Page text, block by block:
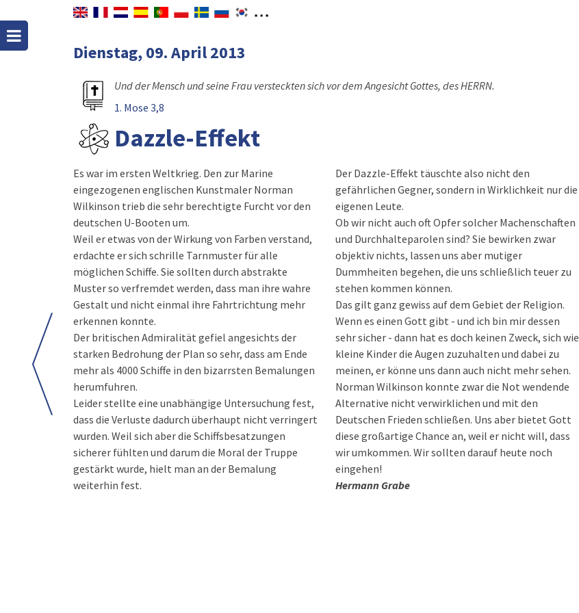
Dienstag, 09. April 2013
Und der Mensch und seine Frau versteckten sich vor dem Angesicht Gottes, des HERRN.
1. Mose 3,8
Dazzle-Effekt
Es war im ersten Weltkrieg. Den zur Marine
eingezogenen englischen Kunstmaler Norman
Wilkinson trieb die sehr berechtigte Furcht vor den
deutschen U-Booten um.
Weil er etwas von der Wirkung von Farben verstand,
erdachte er sich schrille Tarnmuster für alle
möglichen Schiffe. Sie sollten durch abstrakte
Muster so verfremdet werden, dass man ihre wahre
Gestalt und nicht einmal ihre Fahrtrichtung mehr
erkennen konnte.
Der britischen Admiralität gefiel angesichts der
starken Bedrohung der Plan so sehr, dass am Ende
mehr als 4000 Schiffe in den bizarrsten Bemalungen
herumfuhren.
Leider stellte eine unabhängige Untersuchung fest,
dass die Verluste dadurch überhaupt nicht verringert
wurden. Weil sich aber die Schiffsbesatzungen
sicherer fühlten und darum die Moral der Truppe
gestärkt wurde, hielt man an der Bemalung
weiterhin fest.
Der Dazzle-Effekt täuschte also nicht den
gefährlichen Gegner, sondern in Wirklichkeit nur die
eigenen Leute.
Ob wir nicht auch oft Opfer solcher Machenschaften
und Durchhalteparolen sind? Sie bewirken zwar
objektiv nichts, lassen uns aber mutiger
Dummheiten begehen, die uns schließlich teuer zu
stehen kommen können.
Das gilt ganz gewiss auf dem Gebiet der Religion.
Wenn es einen Gott gibt - und ich bin mir dessen
sehr sicher - dann hat es doch keinen Zweck, sich wie
kleine Kinder die Augen zuzuhalten und dabei zu
meinen, er könne uns dann auch nicht mehr sehen.
Norman Wilkinson konnte zwar die Not wendende
Alternative nicht verwirklichen und mit den
Deutschen Frieden schließen. Uns aber bietet Gott
diese großartige Chance an, weil er nicht will, dass
wir umkommen. Wir sollten darauf heute noch
eingehen!
Hermann Grabe